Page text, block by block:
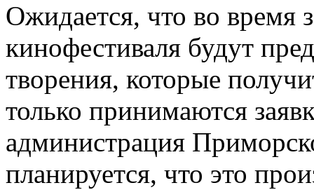
Ожидается, что во время
кинофестиваля будут
творения, которые
только принимаются
администрация
планируется, что это